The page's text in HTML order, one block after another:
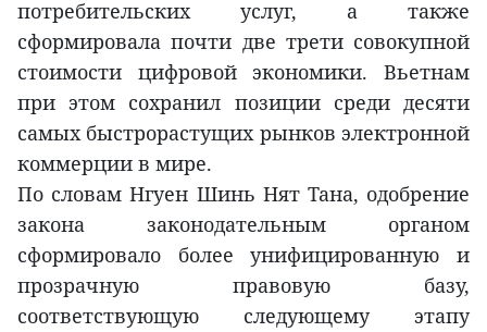
потребительских услуг, а также
сформировала почти две трети совокупной
стоимости цифровой экономики. Вьетнам
при этом сохранил позиции среди десяти
самых быстрорастущих рынков электронной
коммерции в мире.
По словам Нгуен Шинь Нят Тана, одобрение
закона законодательным органом
сформировало более унифицированную и
прозрачную правовую базу,
соответствующую следующему этапу